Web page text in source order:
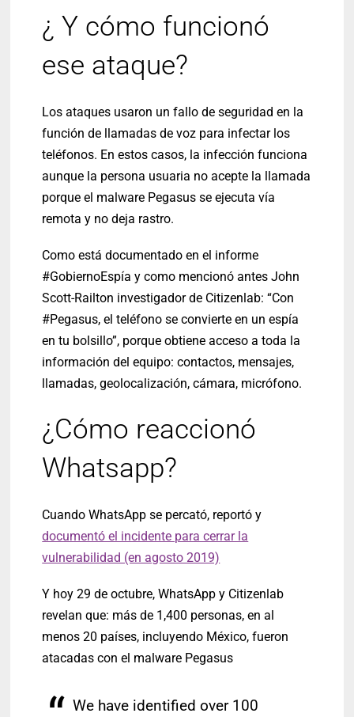
¿ Y cómo funcionó
ese ataque?
Los ataques usaron un fallo de seguridad en la
función de llamadas de voz para infectar los
teléfonos. En estos casos, la infección funciona
aunque la persona usuaria no acepte la llamada
porque el malware Pegasus se ejecuta vía
remota y no deja rastro.
Como está documentado en el informe
#GobiernoEspía y como mencionó antes John
Scott-Railton investigador de Citizenlab: “Con
#Pegasus, el teléfono se convierte en un espía
en tu bolsillo”, porque obtiene acceso a toda la
información del equipo: contactos, mensajes,
llamadas, geolocalización, cámara, micrófono.
¿Cómo reaccionó
Whatsapp?
Cuando WhatsApp se percató, reportó y
documentó el incidente para cerrar la
vulnerabilidad (en agosto 2019)
Y hoy 29 de octubre, WhatsApp y Citizenlab
revelan que: más de 1,400 personas, en al
menos 20 países, incluyendo México, fueron
atacadas con el malware Pegasus
We have identified over 100